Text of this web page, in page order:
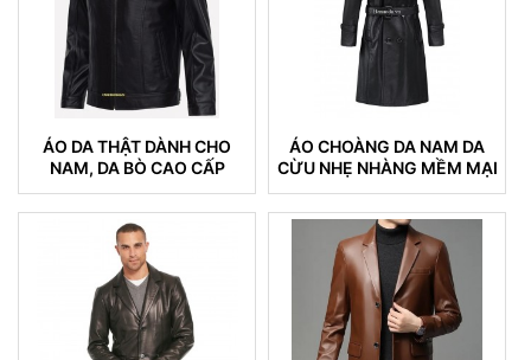
ÁO DA THẬT DÀNH CHO
NAM, DA BÒ CAO CẤP
KHÔNG NỔ DA BONG TRÓC
DA (100)
ÁO CHOÀNG DA NAM DA
CỪU NHẸ NHÀNG MỀM MẠI
04